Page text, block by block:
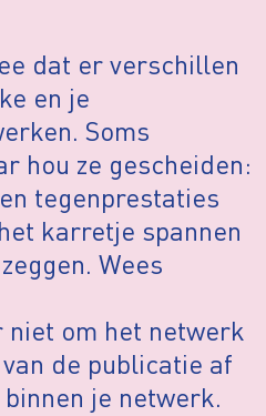
dat er verschillen
en je
Soms
hou ze gescheiden:
tegenprestaties
karretje spannen
Wees
om het netwerk
de publicatie af
je netwerk.